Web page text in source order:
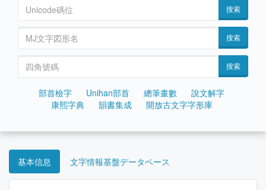
搜索
搜索
搜索
部首檢字 Unihan部首 總筆畫數
說文解字
康熙字典
韻書集成 開放古文字字形庫
基本信息 文字情報基盤データベース